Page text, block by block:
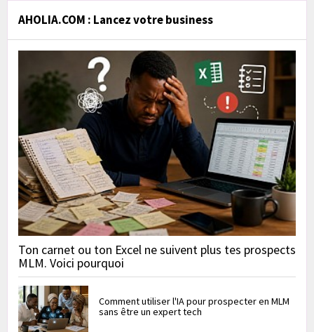
AHOLIA.COM : Lancez votre business
Ton carnet ou ton Excel ne suivent plus tes prospects
MLM. Voici pourquoi
Comment utiliser l'IA pour prospecter en MLM
sans être un expert tech